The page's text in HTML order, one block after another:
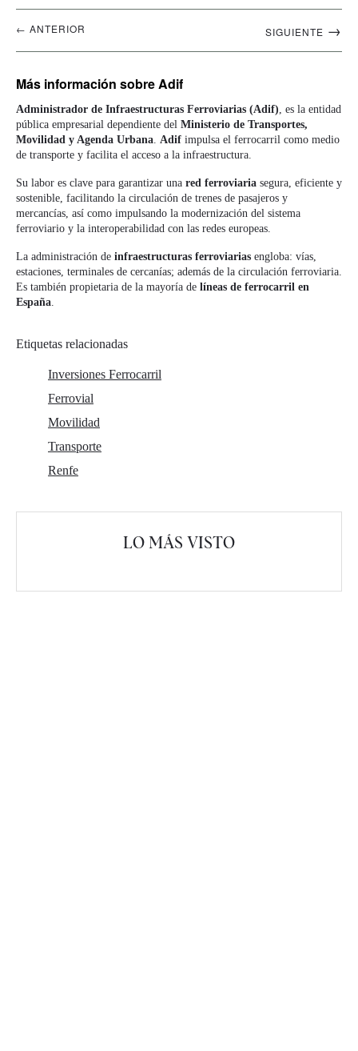
Navegación
artículos
SIGUIENTE →
← ANTERIOR
Más información sobre Adif
Administrador de Infraestructuras Ferroviarias (Adif), es la entidad
pública empresarial dependiente del Ministerio de Transportes,
Movilidad y Agenda Urbana. Adif impulsa el ferrocarril como medio
de transporte y facilita el acceso a la infraestructura.
Su labor es clave para garantizar una red ferroviaria segura, eficiente y
sostenible, facilitando la circulación de trenes de pasajeros y
mercancías, así como impulsando la modernización del sistema
ferroviario y la interoperabilidad con las redes europeas.
La administración de infraestructuras ferroviarias engloba: vías,
estaciones, terminales de cercanías; además de la circulación ferroviaria.
Es también propietaria de la mayoría de líneas de ferrocarril en
España.
Etiquetas relacionadas
Inversiones Ferrocarril
Ferrovial
Movilidad
Transporte
Renfe
LO MÁS VISTO